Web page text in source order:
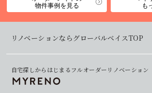
物件事例を見る
も
リノベーションならグローバルベイスTOP
自宅探しからはじまるフルオーダーリノベーション